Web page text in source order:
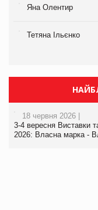
Яна Олентир
Тетяна Ільєнко
18 червня 2026 |
3-4 вересня Виставки
2026: Власна марка -